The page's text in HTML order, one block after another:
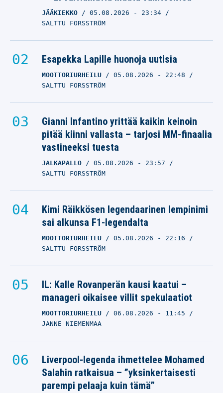
JÄÄKIEKKO 05.08.2026 - 23:34
SALTTU FORSSTRÖM
Esapekka Lapille huonoja uutisia
MOOTTORIURHEILU 05.08.2026 - 22:48
SALTTU FORSSTRÖM
Gianni Infantino yrittää kaikin keinoin
pitää kiinni vallasta – tarjosi MM-finaalia
vastineeksi tuesta
JALKAPALLO 05.08.2026 - 23:57
SALTTU FORSSTRÖM
Kimi Räikkösen legendaarinen lempinimi
sai alkunsa F1-legendalta
MOOTTORIURHEILU 05.08.2026 - 22:16
SALTTU FORSSTRÖM
IL: Kalle Rovanperän kausi kaatui –
manageri oikaisee villit spekulaatiot
MOOTTORIURHEILU 06.08.2026 - 11:45
JANNE NIEMENMAA
Liverpool-legenda ihmettelee Mohamed
Salahin ratkaisua – ”yksinkertaisesti
parempi pelaaja kuin tämä”